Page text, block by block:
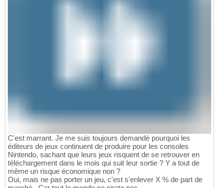
C'est marrant. Je me suis toujours demandé pourquoi les
éditeurs de jeux continuent de produire pour les consoles
Nintendo, sachant que leurs jeux risquent de se retrouver en
téléchargement dans le mois qui suit leur sortie ? Y a tout de
même un risque économique non ?
Oui, mais ne pas porter un jeu, c'est s'enlever X % de part de